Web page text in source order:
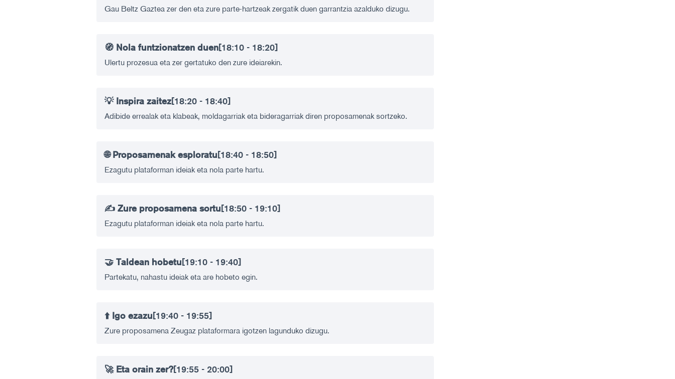
Gau Beltz Gaztea zer den eta zure parte-hartzeak zergatik duen garrantzia azalduko dizugu.
🧭 Nola funtzionatzen duen[18:10 - 18:20]
Ulertu prozesua eta zer gertatuko den zure ideiarekin.
💡 Inspira zaitez[18:20 - 18:40]
Adibide errealak eta klabeak, moldagarriak eta bideragarriak diren proposamenak sortzeko.
🌐 Proposamenak esploratu[18:40 - 18:50]
Ezagutu plataforman ideiak eta nola parte hartu.
✍️ Zure proposamena sortu[18:50 - 19:10]
Ezagutu plataforman ideiak eta nola parte hartu.
🤝 Taldean hobetu[19:10 - 19:40]
Partekatu, nahastu ideiak eta are hobeto egin.
⬆️ Igo ezazu[19:40 - 19:55]
Zure proposamena Zeugaz plataformara igotzen lagunduko dizugu.
🚀 Eta orain zer?[19:55 - 20:00]